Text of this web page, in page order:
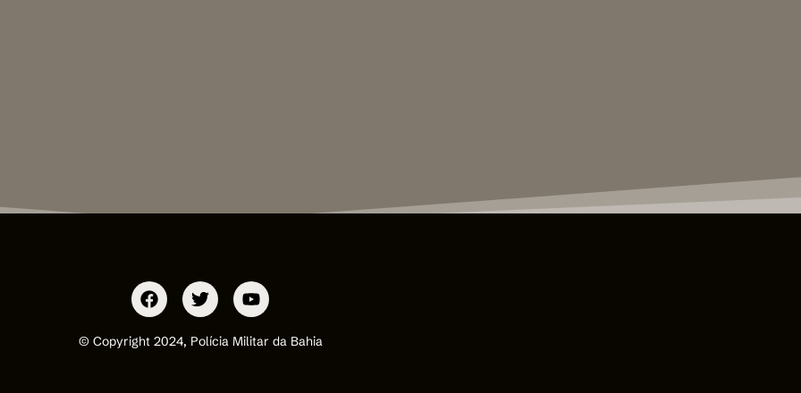
© Copyright 2024, Polícia Militar da Bahia